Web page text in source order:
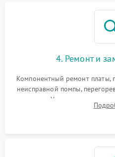
4. Ремонт и
Компонентный ремонт платы,
неисправной помпы,
жерновов. Установка новых
ring) и тефлоновых трубок